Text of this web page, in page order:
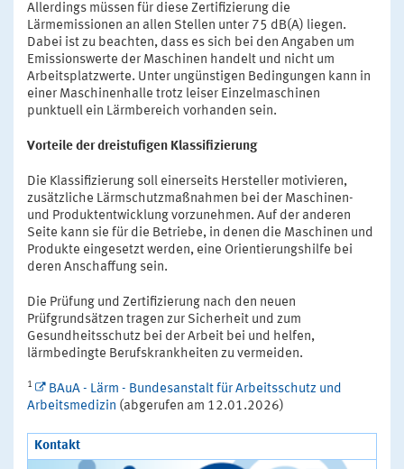
Allerdings müssen für diese Zertifizierung die
Lärmemissionen an allen Stellen unter 75 dB(A) liegen.
Dabei ist zu beachten, dass es sich bei den Angaben um
Emissionswerte der Maschinen handelt und nicht um
Arbeitsplatzwerte. Unter ungünstigen Bedingungen kann in
einer Maschinenhalle trotz leiser Einzelmaschinen
punktuell ein Lärmbereich vorhanden sein.
Vorteile der dreistufigen Klassifizierung
Die Klassifizierung soll einerseits Hersteller motivieren,
zusätzliche Lärmschutzmaßnahmen bei der Maschinen-
und Produktentwicklung vorzunehmen. Auf der anderen
Seite kann sie für die Betriebe, in denen die Maschinen und
Produkte eingesetzt werden, eine Orientierungshilfe bei
deren Anschaffung sein.
Die Prüfung und Zertifizierung nach den neuen
Prüfgrundsätzen tragen zur Sicherheit und zum
Gesundheitsschutz bei der Arbeit bei und helfen,
lärmbedingte Berufskrankheiten zu vermeiden.
1
BAuA - Lärm - Bundesanstalt für Arbeitsschutz und
Arbeitsmedizin (abgerufen am 12.01.2026)
Kontakt